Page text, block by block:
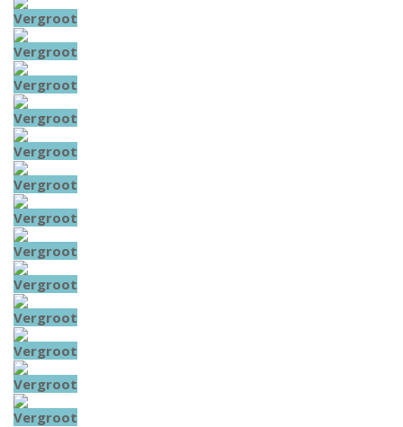
Vergroot
Vergroot
Vergroot
Vergroot
Vergroot
Vergroot
Vergroot
Vergroot
Vergroot
Vergroot
Vergroot
Vergroot
Vergroot